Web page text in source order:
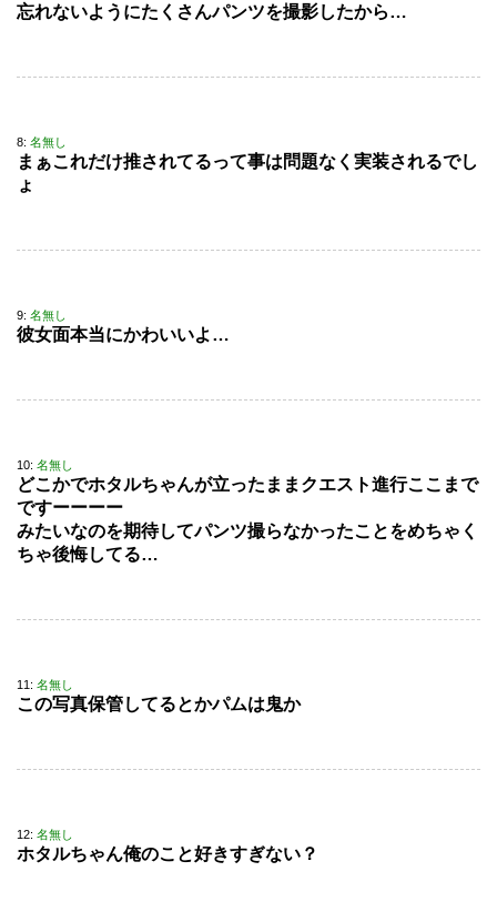
忘れないようにたくさんパンツを撮影したから…
8: 名無し
まぁこれだけ推されてるって事は問題なく実装されるでし
ょ
9: 名無し
彼女面本当にかわいいよ…
10: 名無し
どこかでホタルちゃんが立ったままクエスト進行ここまで
ですーーーー
みたいなのを期待してパンツ撮らなかったことをめちゃく
ちゃ後悔してる…
11: 名無し
この写真保管してるとかパムは鬼か
12: 名無し
ホタルちゃん俺のこと好きすぎない？